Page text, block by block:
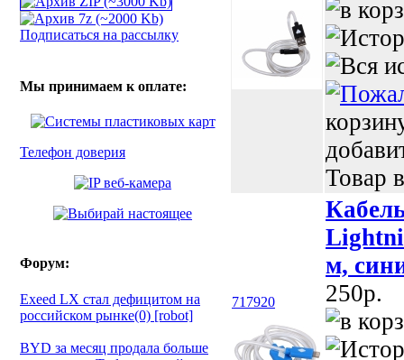
Подписаться на рассылку
Мы принимаем к оплате:
Телефон доверия
Форум:
Exeed LX стал дефицитом на
российском рынке(0) [robot]
BYD за месяц продала больше
Товар
717920
м,
250p.